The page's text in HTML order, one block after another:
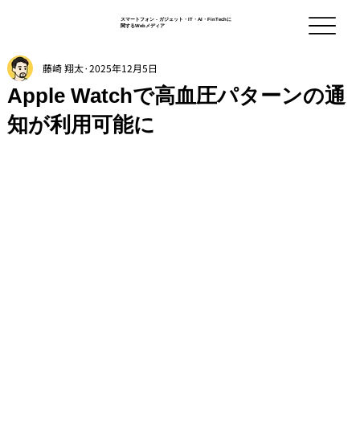
スマートフォン - ガジェット・IT・AI・FinTechに
関するWebメディア
Apple Watchで高血圧パターンの通
知が利用可能に
藤崎 翔太 2025年12月5日